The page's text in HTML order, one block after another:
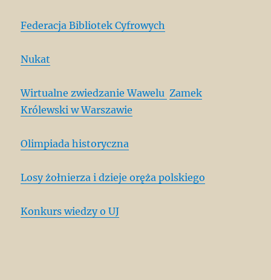
Federacja Bibliotek Cyfrowych
Nukat
Wirtualne zwiedzanie Wawelu Zamek
Królewski w Warszawie
Olimpiada historyczna
Losy żołnierza i dzieje oręża polskiego
Konkurs wiedzy o UJ